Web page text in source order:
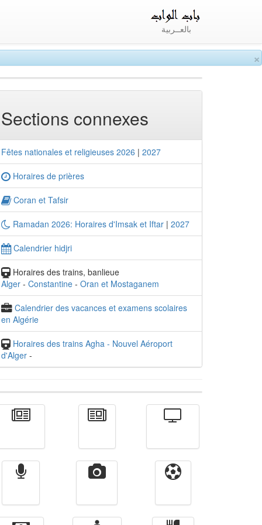
×
بالعــربية
Sections connexes
Fêtes nationales et religieuses 2026 | 2027
Horaires de prières
Coran et Tafsir
Ramadan 2026: Horaires d'Imsak et Iftar | 2027
Calendrier hidjri
Horaires des trains, banlieue
Alger - Constantine - Oran et Mostaganem
Calendrier des vacances et examens scolaires
en Algérie
Horaires des trains Agha - Nouvel Aéroport
d'Alger -